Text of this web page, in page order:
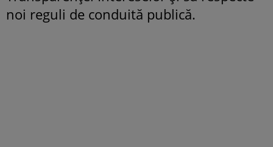
noi reguli de conduită publică.